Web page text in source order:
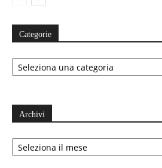
Categorie
Categorie
Archivi
Archivi